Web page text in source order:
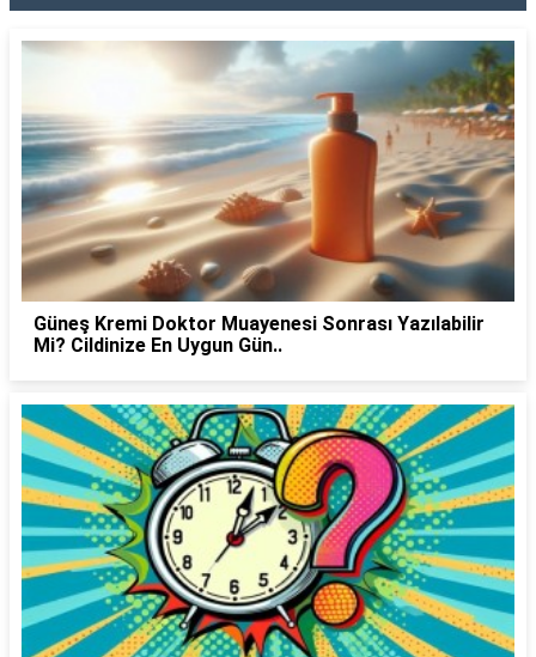
Güneş Kremi Doktor Muayenesi Sonrası Yazılabilir
Mi? Cildinize En Uygun Gün..